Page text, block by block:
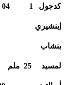
كدجول 1 04 ملم
إينشيري
بنشاب
لمسيد 25 ملم